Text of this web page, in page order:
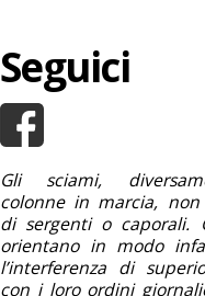
Seguici
Gli sciami,
colonne in marcia, non
di sergenti o caporali.
orientano in modo
l’interferenza di
con i loro ordini